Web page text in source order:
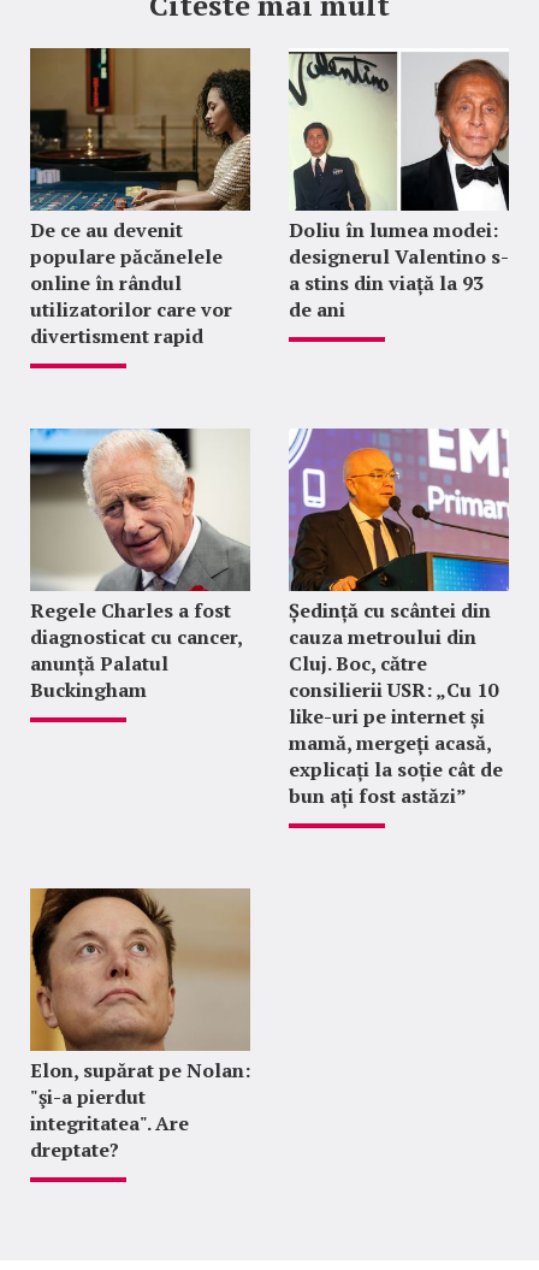
De ce au devenit
populare păcănelele
online în rândul
utilizatorilor care vor
divertisment rapid
Doliu în lumea modei:
designerul Valentino s-
a stins din viață la 93
de ani
Regele Charles a fost
diagnosticat cu cancer,
anunță Palatul
Buckingham
Ședință cu scântei din
cauza metroului din
Cluj. Boc, către
consilierii USR: „Cu 10
like-uri pe internet și
mamă, mergeți acasă,
explicați la soție cât de
bun ați fost astăzi”
Elon, supărat pe Nolan:
"şi-a pierdut
integritatea". Are
dreptate?